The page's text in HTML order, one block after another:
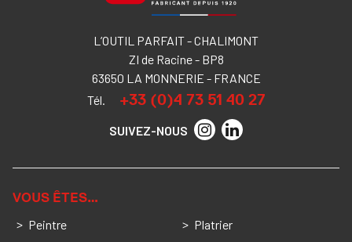
L’OUTIL PARFAIT - CHALIMONT
ZI de Racine - BP8
63650 LA MONNERIE - FRANCE
Tél.
+33 (0)4 73 51 40 27
SUIVEZ-NOUS
VOUS ÊTES…
Peintre
Platrier